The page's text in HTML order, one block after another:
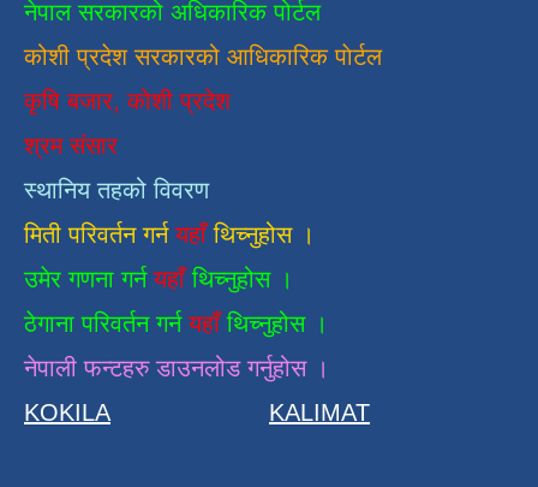
नेपाल सरकारको अधिकारिक पोर्टल
कोशी प्रदेश सरकारको आधिकारिकपाेर्टल
कृषि बजार, कोशी प्रदेश
श्रम संसार
स्थानिय तहको विवरण
मिती परिवर्तन गर्न यहाँ थिच्नुहोस ।
उमेर गणना गर्नयहाँथिच्नुहोस ।
ठेगाना परिवर्तन गर्नयहाँ थिच्नुहोस ।
नेपाली फन्टहरु डाउनलोड गर्नुहोस ।
KOKILA
KALIMAT